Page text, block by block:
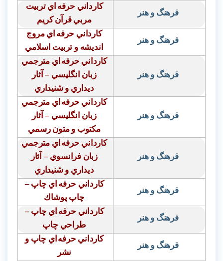
فرهنگ و هنر
كارداني حرفه اي تربيت
مربي قرآن كريم
فرهنگ و هنر
كارداني حرفه اي مروج
انديشه و تربيت اسلامي
فرهنگ و هنر
كارداني حرفه اي مترجمي
زبان انگليسي – آثار
ديداري و شنيداري
فرهنگ و هنر
كارداني حرفه اي مترجمي
زبان انگليسي – آثار
مكتوب و متون رسمي
فرهنگ و هنر
كارداني حرفه اي مترجمي
زبان فرانسوي – آثار
ديداري و شنيداري
فرهنگ و هنر
كارداني حرفه اي چاپ –
چاپ پوشاك
فرهنگ و هنر
كارداني حرفه اي چاپ –
طراحي چاپ
فرهنگ و هنر
كارداني حرفه اي چاپ و
نشر